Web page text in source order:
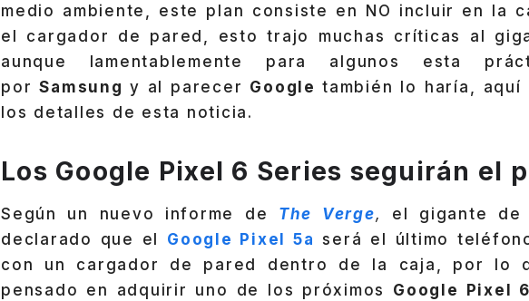
medio ambiente, este plan consiste en NO incluir en la
el cargador de pared, esto trajo muchas críticas al
aunque lamentablemente para algunos esta
porSamsung y al parecer Googletambién lo haría, aquí
los detalles de esta noticia.
Los Google Pixel 6 Series seguirán el
Según un nuevo informe de The Verge, el gigante de
declarado que el Google Pixel 5a será el último
con un cargador de pared dentro de la caja, por lo
pensado en adquirir uno de los próximos Google Pixel